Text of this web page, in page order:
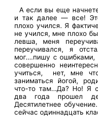
А если вы еще
и так далее — все!
плохо учился. Я
не учился, мне плохо
левша, меня
переучивался, я
мог….пишу с ошибками,
совершенно
учиться, нет, мне
заниматься йогой,
что-то там…Да? Но! Я
два года прошел
Десятилетнее
сейчас одиннадцать